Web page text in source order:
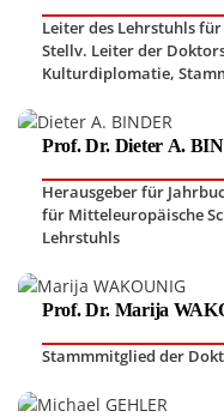
Leiter des Lehrstuhls
Stellv. Leiter der
Kulturdiplomatie,
Prof. Dr. Dieter A.
Herausgeber für
für Mitteleuropäische
Lehrstuhls
Prof. Dr. Marija
Stammmitglied der